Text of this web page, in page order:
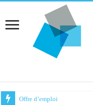
Offre d’emploi